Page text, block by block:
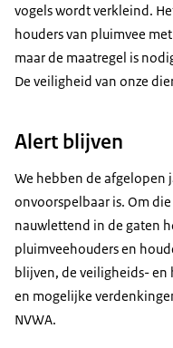
vogels wordt verkleind.
houders van pluimvee
maar de maatregel is
De veiligheid van onze
Alert blijven
We hebben de afgelopen
onvoorspelbaar is. Om
nauwlettend in de gaten
pluimveehouders en
blijven, de veiligheids-
en mogelijke
NVWA.